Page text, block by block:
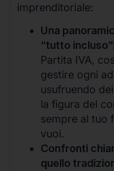
imprenditoriale:
Una
“tutto incluso”:
Partita IVA,
gestire ogni
usufruendo
la figura del
sempre al tuo
vuoi.
Confronti
quello